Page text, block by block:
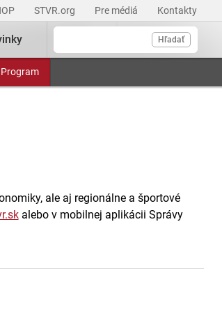
STVR.org Pre médiá Kontakty
Hľadať
Program
ale aj regionálne a športové
alebo v mobilnej aplikácii Správy